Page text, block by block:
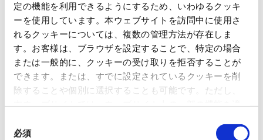
定の機能を利用できるようにするため、いわゆるクッキ
ーを使用しています。本ウェブサイトを訪問中に使用さ
れるクッキーについては、複数の管理方法が存在しま
す。お客様は、ブラウザを設定することで、特定の場合
または一般的に、クッキーの受け取りを拒否することが
できます。または、すでに設定されているクッキーを削
除することや個別に選択することも可能です。ただし、
いるので、ご注意ください。これらのクッキーが受け入
必須
事業紹介
動画
1845年の創業以来の歩み、グループが展開する5つの事業領域...
使用済み化粧品容器をネームプ
レートへリサイクル
「周南 蚤の市2026 ×周南本屋通